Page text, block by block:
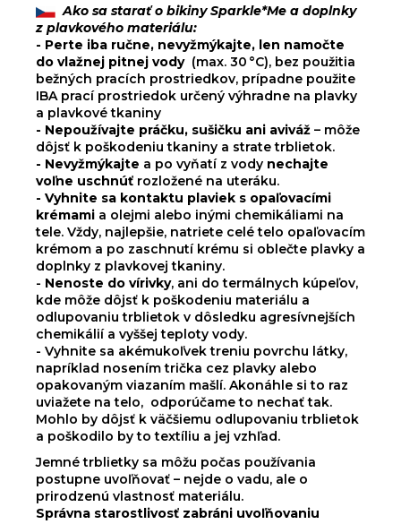
Ako sa starať o bikiny Sparkle*Me a doplnky
z plavkového materiálu:
- Perte iba ručne, nevyžmýkajte, len namočte
do vlažnej pitnej vody (max. 30 °C), bez použitia
bežných pracích prostriedkov, prípadne použite
IBA prací prostriedok určený výhradne na plavky
a plavkové tkaniny
- Nepoužívajte práčku, sušičku ani aviváž – môže
dôjsť k poškodeniu tkaniny a strate trblietok.
- Nevyžmýkajte a po vyňatí z vody nechajte
voľne uschnúť rozložené na uteráku.
- Vyhnite sa kontaktu plaviek s opaľovacími
krémami a olejmi alebo inými chemikáliami na
tele. Vždy, najlepšie, natriete celé telo opaľovacím
krémom a po zaschnutí krému si oblečte plavky a
doplnky z plavkovej tkaniny.
- Nenoste do vírivky, ani do termálnych kúpeľov,
kde môže dôjsť k poškodeniu materiálu a
odlupovaniu trblietok v dôsledku agresívnejších
chemikálií a vyššej teploty vody.
- Vyhnite sa akémukoľvek treniu povrchu látky,
napríklad nosením trička cez plavky alebo
opakovaným viazaním mašlí. Akonáhle si to raz
uviažete na telo, odporúčame to nechať tak.
Mohlo by dôjsť k väčšiemu odlupovaniu trblietok
a poškodilo by to textíliu a jej vzhľad.
Jemné trblietky sa môžu počas používania
postupne uvoľňovať – nejde o vadu, ale o
prirodzenú vlastnosť materiálu.
Správna starostlivosť zabráni uvoľňovaniu